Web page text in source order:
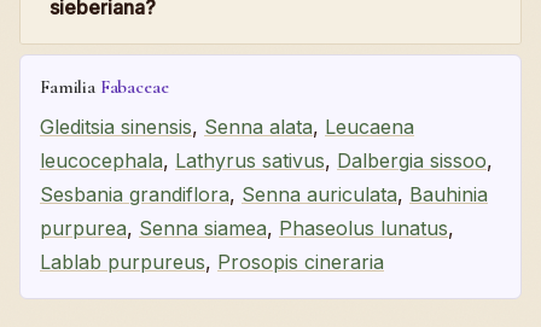
sieberiana?
Familia Fabaceae
Gleditsia sinensis, Senna alata, Leucaena
leucocephala, Lathyrus sativus, Dalbergia sissoo,
Sesbania grandiflora, Senna auriculata, Bauhinia
purpurea, Senna siamea, Phaseolus lunatus,
Lablab purpureus, Prosopis cineraria